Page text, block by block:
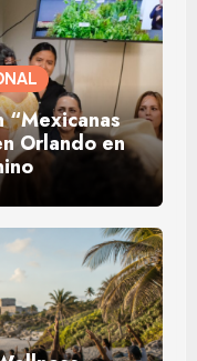
“Mexicanas
Orlando en